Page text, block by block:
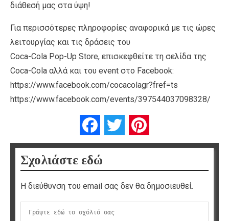
διάθεσή μας στα ύψη!
Για περισσότερες πληροφορίες αναφορικά με τις ώρες
λειτουργίας και τις δράσεις του
Coca-Cola Pop-Up Store, επισκεφθείτε τη σελίδα της
Coca-Cola αλλά και του event στο Facebook:
https://www.facebook.com/cocacolagr?fref=ts
https://www.facebook.com/events/397544037098328/
FacebookTwitter
Σχολιάστε εδώ
Η διεύθυνση του email σας δεν θα δημοσιευθεί.